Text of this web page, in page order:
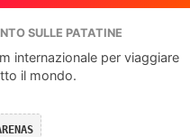
SULLE PATATINE
internazionale per viaggiare
il mondo.